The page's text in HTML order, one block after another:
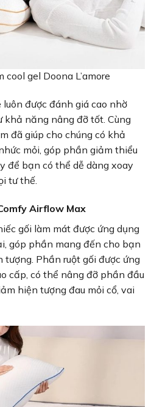
cool gel Doona L’amore
luôn được đánh giá cao nhờ
khả năng nâng đỡ tốt. Cùng
đã giúp cho chúng có khả
mỏi, góp phần giảm thiểu
để bạn có thể dễ dàng xoay
tư thế.
Airflow Max
gối làm mát được ứng dụng
góp phần mang đến cho bạn
tượng. Phần ruột gối được ứng
cấp, có thể nâng đỡ phần đầu
hiện tượng đau mỏi cổ, vai